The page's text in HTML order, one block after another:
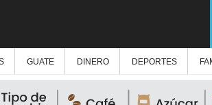
GUATE DINERO DEPORTES